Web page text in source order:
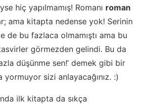
hiç yapılmamış! Romanı roman
ama kitapta nedense yok! Serinin
de bu fazlaca olmamıştı ama bu
görmezden gelindi. Bu da
düşünme sen!’ demek gibi bir
yormuyor sizi anlayacağınız. :)
ilk kitapta da sıkça